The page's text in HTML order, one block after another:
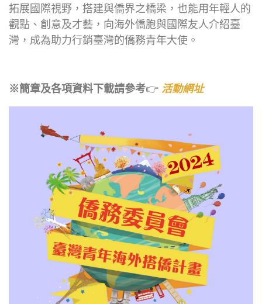
拓展國際視野，搭建與僑界之橋梁，也能用年輕人的
觀點、創意及才藝，向海外僑胞與國際友人介紹臺
灣，成為助力行銷臺灣的僑務青年大使。
※簡章及各項資料下載請參考👉 活動網址